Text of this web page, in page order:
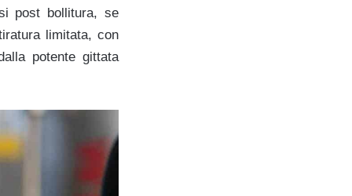
post bollitura, se
limitata, con
potente gittata